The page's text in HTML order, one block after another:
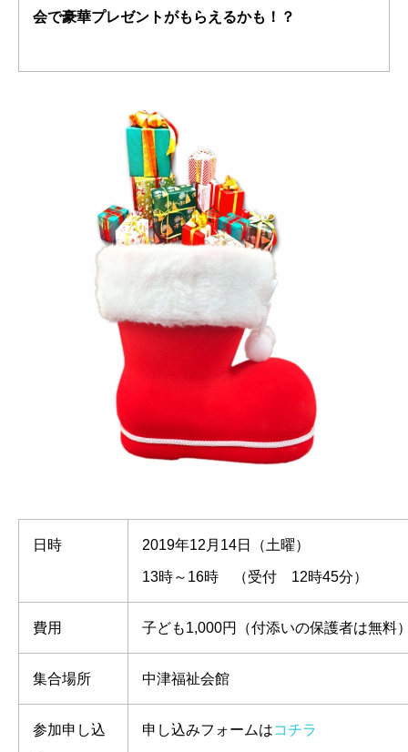
会で豪華プレゼントがもらえるかも！？
日時 2019年12月14日（土曜）
13時～16時 （受付 12時45分）
費用 子ども1,000円（付添いの保護者は無料
集合場所 中津福祉会館
参加申し込 申し込みフォームはコチラ